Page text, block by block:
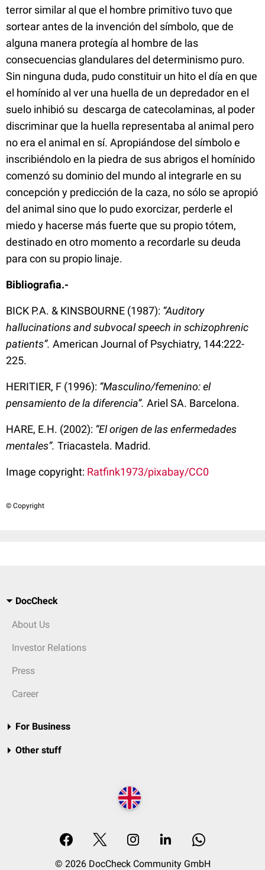
terror similar al que el hombre primitivo tuvo que
sortear antes de la invención del símbolo, que de
alguna manera protegía al hombre de las
consecuencias glandulares del determinismo puro.
Sin ninguna duda, pudo constituir un hito el día en que
el homínido al ver una huella de un depredador en el
suelo inhibió su descarga de catecolaminas, al poder
discriminar que la huella representaba al animal pero
no era el animal en sí. Apropiándose del símbolo e
inscribiéndolo en la piedra de sus abrigos el homínido
comenzó su dominio del mundo al integrarle en su
concepción y predicción de la caza, no sólo se apropió
del animal sino que lo pudo exorcizar, perderle el
miedo y hacerse más fuerte que su propio tótem,
destinado en otro momento a recordarle su deuda
para con su propio linaje.
Bibliografia.-
BICK P.A. & KINSBOURNE (1987): “Auditory
hallucinations andsubvocalspeech in schizophrenic
patients”. American Journal of Psychiatry, 144:222-
225.
HERITIER, F (1996): “Masculino/femenino: el
pensamiento de la diferencia”. Ariel SA. Barcelona.
HARE, E.H. (2002): “El origen de las enfermedades
mentales”. Triacastela. Madrid.
Image copyright: Ratfink1973/pixabay/CC0
© Copyright
DocCheck
About Us
Investor Relations
Press
Career
For Business
Other stuff
© 2026 DocCheck Community GmbH